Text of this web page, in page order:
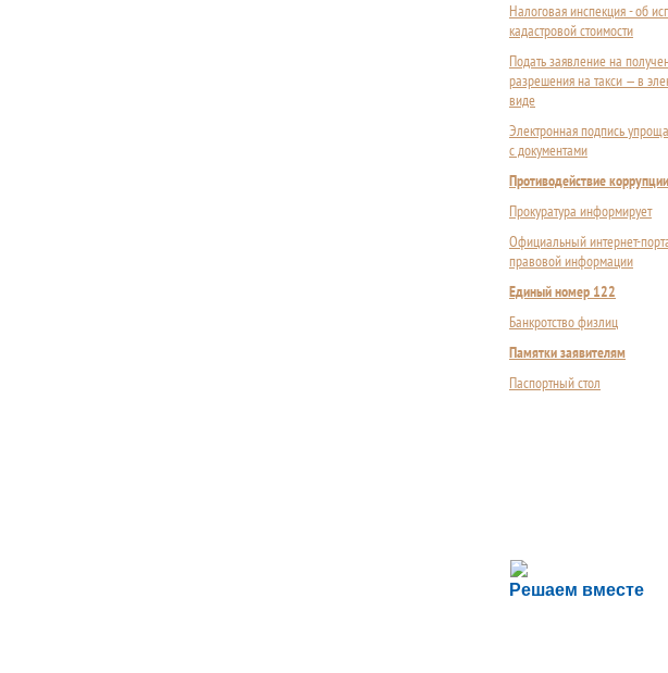
Налоговая инспекция - об
кадастровой стоимости
Подать заявление на
разрешения на такси — в
виде
Электронная подпись
с документами
Противодействие коррупции
Прокуратура информирует
Официальный интернет-
правовой информации
Единый номер 122
Банкротство физлиц
Памятки заявителям
Паспортный стол
Решаем вместе
Сложности с
Сообщите об этом